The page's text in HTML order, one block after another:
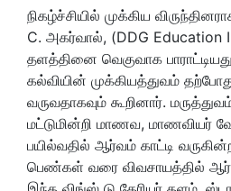
நிகழ்ச்சியில் முக்கிய
C. அகர்வால், (DDG Education
தளத்தினை வெகுவாக
கல்வியின் முக்கியத்துவம்
வருவதாகவும் கூறினார்.
மட்டுமின்றி மாணவ, மாணவியர்
பயில்வதில் ஆர்வம் காட்டி
பெண்கள் வரை விவசாயத்தில்